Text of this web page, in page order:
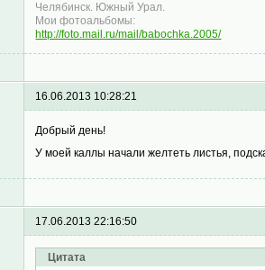
Челябинск. Южный Урал.
Мои фотоальбомы:
http://foto.mail.ru/mail/babochka.2005/
16.06.2013 10:28:21
Добрый день!
У моей каллы начали желтеть листья,
17.06.2013 22:16:50
Цитата